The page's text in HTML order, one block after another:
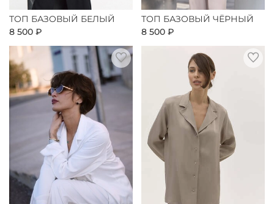
ТОП БАЗОВЫЙ БЕЛЫЙ
8 500 ₽
ТОП БАЗОВЫЙ ЧЁРНЫЙ
8 500 ₽